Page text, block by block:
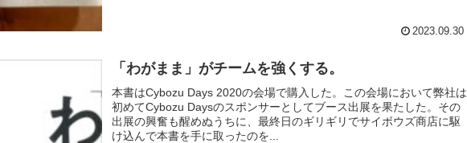
2023.09.30
「わがまま」がチームを強くする。
本書はCybozu Days 2020の会場で購入した。この会場において弊社は
初めてCybozu Daysのスポンサーとしてブース出展を果たした。その
出展の興奮も醒めぬうちに、最終日のギリギリでサイボウズ商店に駆
け込んで本書を手に取ったのを...